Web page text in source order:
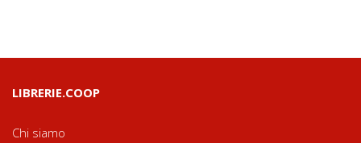
LIBRERIE.COOP
Chi siamo